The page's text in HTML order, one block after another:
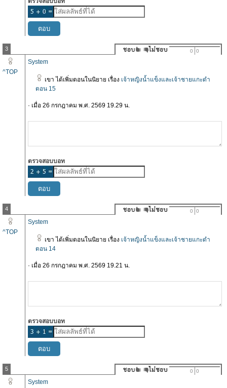
3 0 0
^TOP
System
เขา ได้เพิ่มตอนในนิยาย เรื่อง เจ้าหญิงน้ำแข็งและเจ้าชายแกะดำ
ตอน 15
· เมื่อ 26 กรกฎาคม พ.ศ. 2569 19.29 น.
ตรวจสอบบอท
4 0 0
^TOP
System
เขา ได้เพิ่มตอนในนิยาย เรื่อง เจ้าหญิงน้ำแข็งและเจ้าชายแกะดำ
ตอน 14
· เมื่อ 26 กรกฎาคม พ.ศ. 2569 19.21 น.
ตรวจสอบบอท
5 0 0
System